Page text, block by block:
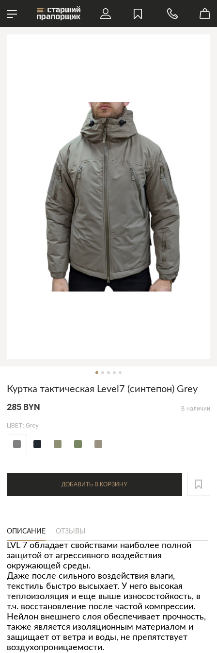
Куртка тактическая Level7 (синтепон) Grey
285 BYN В наличии
ЦВЕТ: Grey
ДОБАВИТЬ В КОРЗИНУ
ОПИСАНИЕ ОТЗЫВЫ
LVL 7 обладает свойствами наиболее полной
защитой от агрессивного воздействия
окружающей среды.
Даже после сильного воздействия влаги,
текстиль быстро высыхает. У него высокая
теплоизоляция и еще выше износостойкость, в
т.ч. восстановление после частой компрессии.
Нейлон внешнего слоя обеспечивает прочность,
также является изоляционным материалом и
защищает от ветра и воды, не препятствует
воздухопроницаемости.